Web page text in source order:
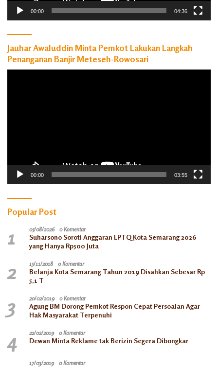
00:00 04:36
Jauhar Awaluddin Minta Pemkot Lakukan Langkah
Penanganan Banjir Meteseh-Rowosari
00:00 03:55
Popular Post
1 05/08/2026 0 Komentar
Suharsono Soroti Anggaran LPTQ Kota Semarang 2026
yang Hanya Rp500 Juta
2 15/11/2018 0 Komentar
Belanja Kota Semarang Tahun 2019 Disahkan Sebesar Rp
5,1 T
3 20/02/2019 0 Komentar
Agung BM Dorong Pemkot Respon Cepat Persoalan Agar
Hak Masyarakat Terpenuhi
4 22/02/2019 0 Komentar
Dewan Minta Reklame tak Berizin Segera Dibongkar
17/03/2019 0 Komentar